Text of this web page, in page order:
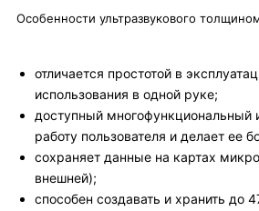
Особенности ультразвукового
отличается простотой в
использования в одной руке;
доступный многофункциональный
работу пользователя и делает ее
сохраняет данные на картах
внешней);
способен создавать и хранить до